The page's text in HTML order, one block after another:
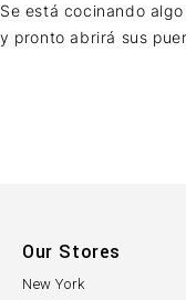
Se está cocinando
y pronto abrirá sus
Our Stores
New York